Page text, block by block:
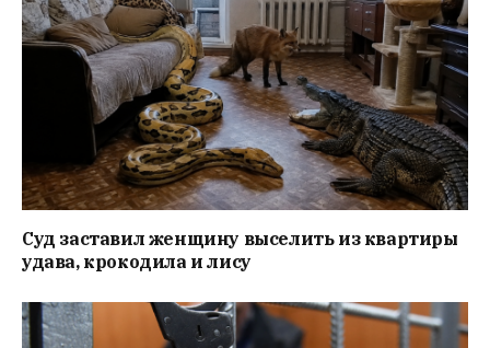
Суд заставил женщину выселить из квартиры
удава, крокодила и лису